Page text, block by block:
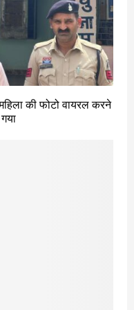
की फोटो वायरल करने